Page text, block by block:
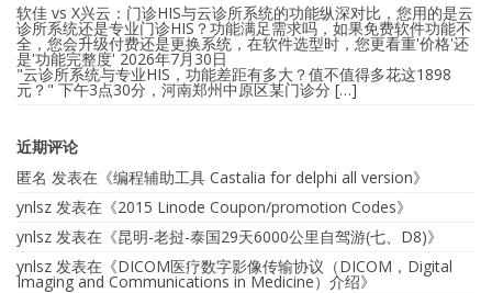
软佳 vs X兴云：门诊HIS与云诊所系统的功能纵深对比，您用的是云
诊所系统还是专业门诊HIS？功能满足需求吗，如果免费软件功能不
全，您会升级付费还是更换系统，在软件选型时，您更看重'价格'还
是'功能完整度' 2026年7月30日
"云诊所系统与专业HIS，功能差距有多大？值不值得多花这1898
元？" 下午3点30分，河南郑州中原区某门诊分 […]
近期评论
匿名 发表在《编程辅助工具 Castalia for delphi all version》
ynlsz 发表在《2015 Linode Coupon/promotion Codes》
ynlsz 发表在《昆明-老挝-泰国29天6000公里自驾游(七、D8)》
ynlsz 发表在《DICOM医疗数字影像传输协议（DICOM，Digital
Imaging and Communications in Medicine）介绍》